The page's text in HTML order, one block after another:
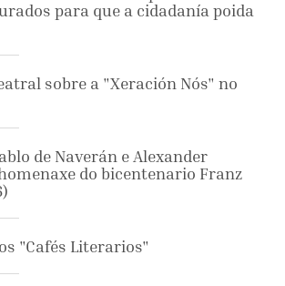
para que a cidadanía poida
sobre a "Xeración Nós" no
de Naverán e Alexander
do bicentenario Franz
"Cafés Literarios"